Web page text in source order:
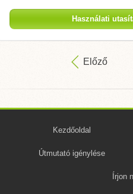
Használati
Előző
Kezdőoldal
Útmutató igénylése
Írjon